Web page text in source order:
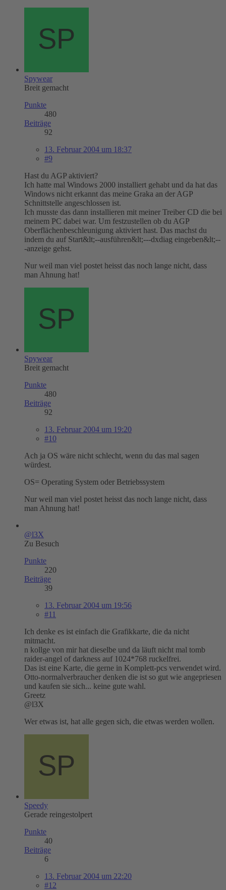
Spywear
Breit gemacht
Punkte
480
Beiträge
92
13. Februar 2004 um 18:37
#9
Hast du AGP aktiviert?
Ich hatte mal Windows 2000 installiert gehabt und da hat das
Windows nicht erkannt das meine Graka an der AGP
Schnittstelle angeschlossen ist.
Ich musste das dann installieren mit meiner Treiber CD die bei
meinem PC dabei war. Um festzustellen ob du AGP
Oberflächenbeschleunigung aktiviert hast. Das machst du
indem du auf Start&lt;--ausführen&lt;---dxdiag eingeben&lt;--
-anzeige gehst.
Nur weil man viel postet heisst das noch lange nicht, dass
man Ahnung hat!
Spywear
Breit gemacht
Punkte
480
Beiträge
92
13. Februar 2004 um 19:20
#10
Ach ja OS wäre nicht schlecht, wenn du das mal sagen
würdest.
OS= Operating System oder Betriebssystem
Nur weil man viel postet heisst das noch lange nicht, dass
man Ahnung hat!
@l3X
Zu Besuch
Punkte
220
Beiträge
39
13. Februar 2004 um 19:56
#11
Ich denke es ist einfach die Grafikkarte, die da nicht
mitmacht.
n kollge von mir hat dieselbe und da läuft nicht mal tomb
raider-angel of darkness auf 1024*768 ruckelfrei.
Das ist eine Karte, die gerne in Komplett-pcs verwendet wird.
Otto-normalverbraucher denken die ist so gut wie angepriesen
und kaufen sie sich... keine gute wahl.
Greetz
@l3X
Wer etwas ist, hat alle gegen sich, die etwas werden wollen.
Speedy
Gerade reingestolpert
Punkte
40
Beiträge
6
13. Februar 2004 um 22:20
#12